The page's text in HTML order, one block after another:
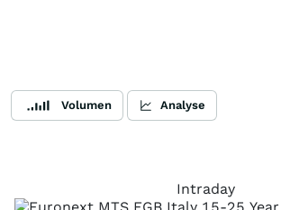
Volumen Analyse
Intraday